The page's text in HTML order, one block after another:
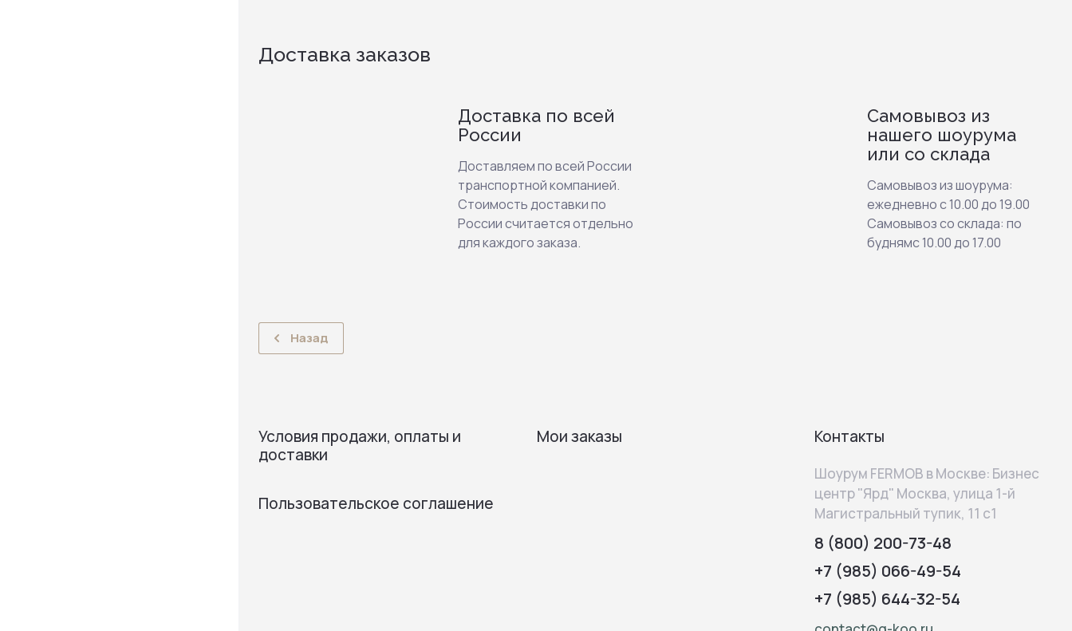
Доставка заказов
Доставка по всей
России
Доставляем по всей России
транспортной компанией.
Стоимость доставки по
России считается отдельно
для каждого заказа.
Самовывоз из
нашего шоурума
или со склада
Самовывоз из шоурума:
ежедневно с 10.00 до 19.00
Самовывоз со склада: по
буднямс 10.00 до 17.00
Назад
Условия продажи, оплаты и
доставки
Мои заказы
Пользовательское соглашение
Контакты
Шоурум FERMOB в Москве: Бизнес
центр "Ярд" Москва, улица 1-й
Магистральный тупик, 11 с1
8 (800) 200-73-48
+7 (985) 066-49-54
+7 (985) 644-32-54